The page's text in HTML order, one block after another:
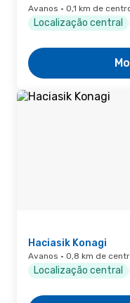
Avanos · 0,1 km de
Localização central
Haciasik Konagi
Avanos · 0,8 km de
Localização central